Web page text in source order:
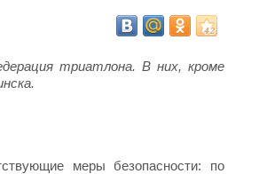
триатлона. В них, кроме
меры безопасности: по